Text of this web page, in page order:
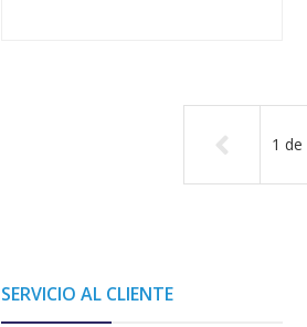
1 de
SERVICIO AL CLIENTE